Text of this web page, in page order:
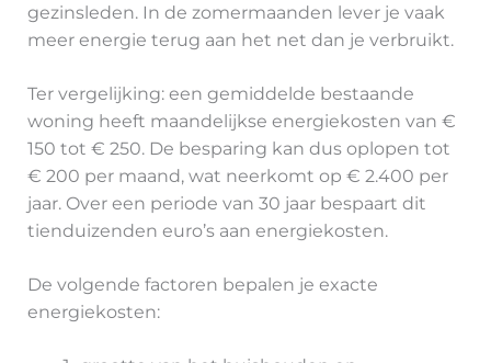
gezinsleden. In de zomermaanden lever je vaak
meer energie terug aan het net dan je verbruikt.
Ter vergelijking: een gemiddelde bestaande
woning heeft maandelijkse energiekosten van €
150 tot € 250. De besparing kan dus oplopen tot
€ 200 per maand, wat neerkomt op € 2.400 per
jaar. Over een periode van 30 jaar bespaart dit
tienduizenden euro’s aan energiekosten.
De volgende factoren bepalen je exacte
energiekosten: